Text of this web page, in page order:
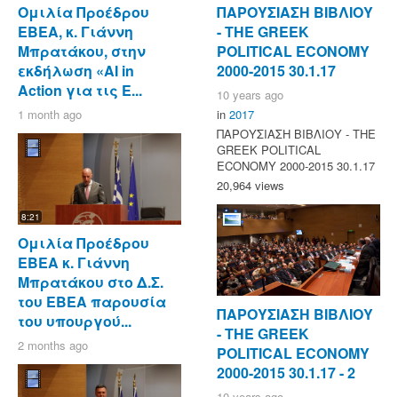
Ομιλία Προέδρου
ΕΒΕΑ, κ. Γιάννη
Μπρατάκου, στην
εκδήλωση «AI in
Action για τις Ε...
1 month ago
8:21
Ομιλία Προέδρου
ΕΒΕΑ κ. Γιάννη
Μπρατάκου στο Δ.Σ.
του ΕΒΕΑ παρουσία
του υπουργού...
2 months ago
ΠΑΡΟΥΣΙΑΣΗ ΒΙΒΛΙΟΥ
- ΤΗΕ GREEK
POLITICAL ECONOMY
2000-2015 30.1.17
10 years ago
in 2017
ΠΑΡΟΥΣΙΑΣΗ ΒΙΒΛΙΟΥ - ΤΗΕ
GREEK POLITICAL
ECONOMY 2000-2015 30.1.17
20,964 views
ΠΑΡΟΥΣΙΑΣΗ ΒΙΒΛΙΟΥ
- ΤΗΕ GREEK
POLITICAL ECONOMY
2000-2015 30.1.17 - 2